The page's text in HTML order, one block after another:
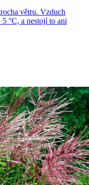
větru. Vzduch
°C, a nestojí to ani